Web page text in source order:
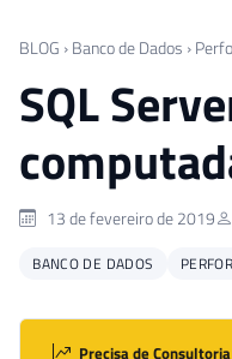
BLOG › Banco de Dados ›
SQL
13 de fevereiro de 2019
BANCO DE DADOS
Precisa de